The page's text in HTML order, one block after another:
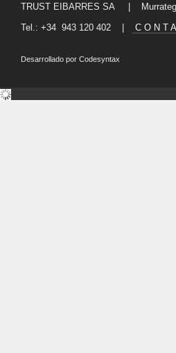
TRUST EIBARRES SA |
Tel.: +34 943 120 402 |
C O N T
Desarrollado por Codesyntax